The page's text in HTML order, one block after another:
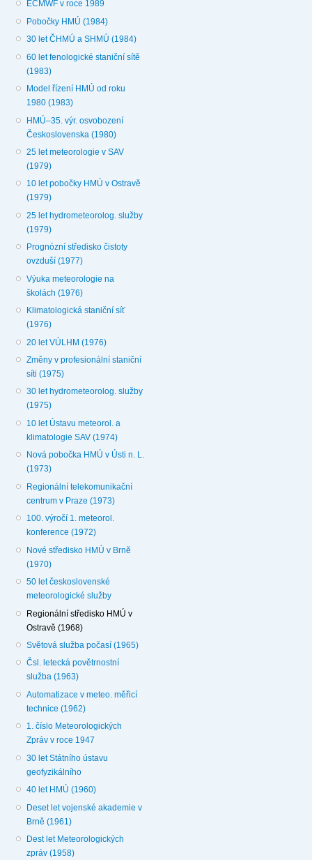
ECMWF v roce 1989
Pobočky HMÚ (1984)
30 let ČHMÚ a SHMÚ (1984)
60 let fenologické staniční sítě
(1983)
Model řízení HMÚ od roku
1980 (1983)
HMÚ–35. výr. osvobození
Československa (1980)
25 let meteorologie v SAV
(1979)
10 let pobočky HMÚ v Ostravě
(1979)
25 let hydrometeorolog. služby
(1979)
Prognózní středisko čistoty
ovzduší (1977)
Výuka meteorologie na
školách (1976)
Klimatologická staniční síť
(1976)
20 let VÚLHM (1976)
Změny v profesionální staniční
síti (1975)
30 let hydrometeorolog. služby
(1975)
10 let Ústavu meteorol. a
klimatologie SAV (1974)
Nová pobočka HMÚ v Ústi n. L.
(1973)
Regionální telekomunikační
centrum v Praze (1973)
100. výročí 1. meteorol.
konference (1972)
Nové středisko HMÚ v Brně
(1970)
50 let československé
meteorologické služby
Regionální středisko HMÚ v
Ostravě (1968)
Světová služba počasí (1965)
Čsl. letecká povětrnostní
služba (1963)
Automatizace v meteo. měřicí
technice (1962)
1. číslo Meteorologických
Zpráv v roce 1947
30 let Státního ústavu
geofyzikálního
40 let HMÚ (1960)
Deset let vojenské akademie v
Brně (1961)
Dest let Meteorologických
zpráv (1958)